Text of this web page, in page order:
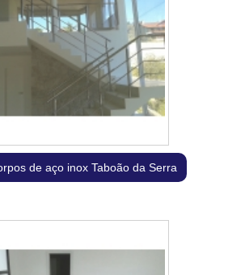
de aço inox Taboão da Serra